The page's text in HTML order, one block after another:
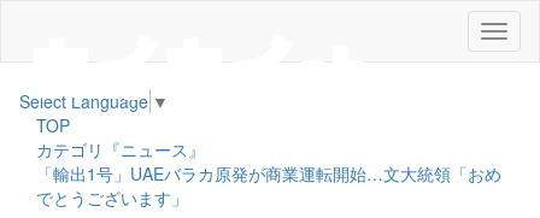
メ
ニ
Select Language ▼
TOP
カテゴリ『ニュース』
「輸出1号」UAEバラカ原発が商業運転開始…文大統領「おめ
でとうございます」